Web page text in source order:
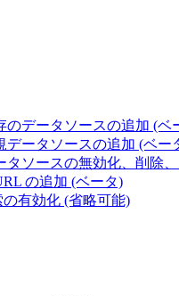
のデータソースの追加 (ベ
データソースの追加 (ベー
タソースの無効化、削除
の追加 (ベータ)
の有効化 (省略可能)